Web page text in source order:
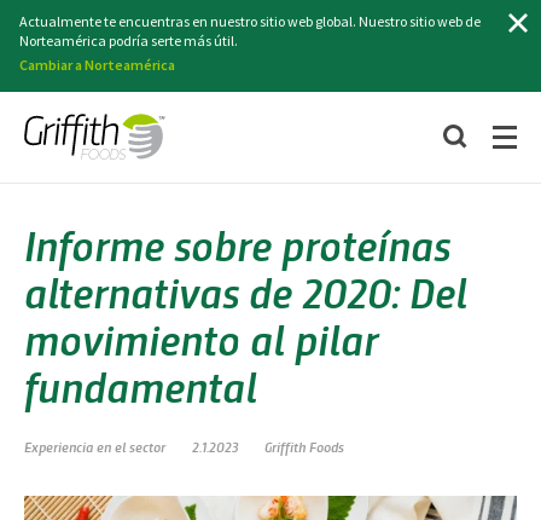
Actualmente te encuentras en nuestro sitio web global. Nuestro sitio web de
Norteamérica podría serte más útil.
Cambiar a Norteamérica
Informe sobre proteínas
alternativas de 2020: Del
movimiento al pilar
fundamental
Experiencia en el sector 2.1.2023 Griffith Foods